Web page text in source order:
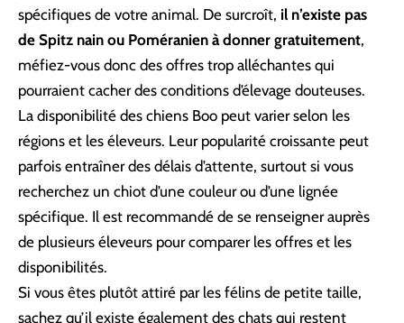
spécifiques de votre animal. De surcroît, il n’existe pas
de Spitz nain ou Poméranien à donner gratuitement,
méfiez-vous donc des offres trop alléchantes qui
pourraient cacher des conditions d’élevage douteuses.
La disponibilité des chiens Boo peut varier selon les
régions et les éleveurs. Leur popularité croissante peut
parfois entraîner des délais d’attente, surtout si vous
recherchez un chiot d’une couleur ou d’une lignée
spécifique. Il est recommandé de se renseigner auprès
de plusieurs éleveurs pour comparer les offres et les
disponibilités.
Si vous êtes plutôt attiré par les félins de petite taille,
sachez qu’il existe également des chats qui restent